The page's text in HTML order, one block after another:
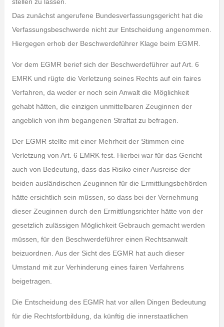
Das zunächst angerufene Bundesverfassungsgericht hat die
Verfassungsbeschwerde nicht zur Entscheidung angenommen.
Hiergegen erhob der Beschwerdeführer Klage beim EGMR.
Vor dem EGMR berief sich der Beschwerdeführer auf Art. 6
EMRK und rügte die Verletzung seines Rechts auf ein faires
Verfahren, da weder er noch sein Anwalt die Möglichkeit
gehabt hätten, die einzigen unmittelbaren Zeuginnen der
angeblich von ihm begangenen Straftat zu befragen.
Der EGMR stellte mit einer Mehrheit der Stimmen eine
Verletzung von Art. 6 EMRK fest. Hierbei war für das Gericht
auch von Bedeutung, dass das Risiko einer Ausreise der
beiden ausländischen Zeuginnen für die Ermittlungsbehörden
hätte ersichtlich sein müssen, so dass bei der Vernehmung
dieser Zeuginnen durch den Ermittlungsrichter hätte von der
gesetzlich zulässigen Möglichkeit Gebrauch gemacht werden
müssen, für den Beschwerdeführer einen Rechtsanwalt
beizuordnen. Aus der Sicht des EGMR hat auch dieser
Umstand mit zur Verhinderung eines fairen Verfahrens
beigetragen.
Die Entscheidung des EGMR hat vor allen Dingen Bedeutung
für die Rechtsfortbildung, da künftig die innerstaatlichen